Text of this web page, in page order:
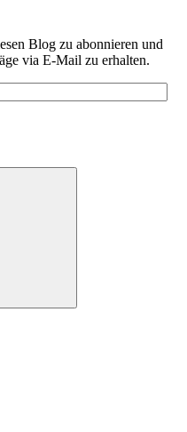
Blog zu abonnieren und
via E-Mail zu erhalten.